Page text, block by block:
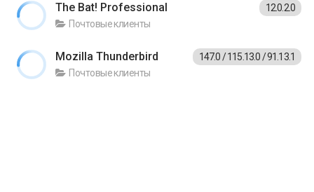
The Bat! Professional
Почтовые клиенты
12.0.2.0
Mozilla Thunderbird
Почтовые клиенты
147.0 / 115.13.0 / 91.13.1